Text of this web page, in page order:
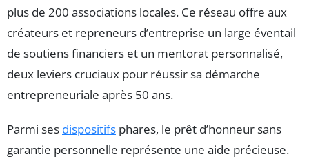
plus de 200 associations locales. Ce réseau offre aux
créateurs et repreneurs d’entreprise un large éventail
de soutiens financiers et un mentorat personnalisé,
deux leviers cruciaux pour réussir sa démarche
entrepreneuriale après 50 ans.
Parmi ses dispositifs phares, le prêt d’honneur sans
garantie personnelle représente une aide précieuse.